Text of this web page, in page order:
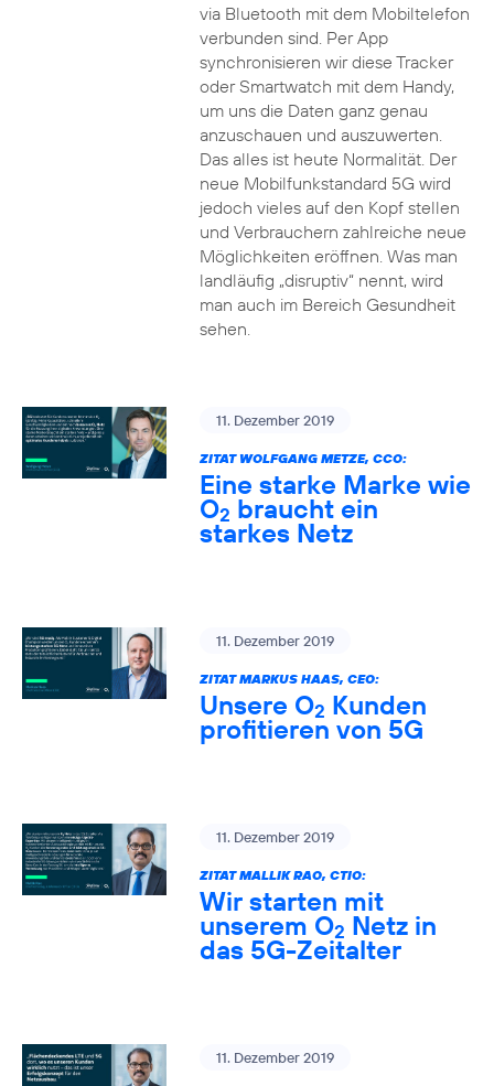
via Bluetooth mit dem Mobiltelefon
verbunden sind. Per App
synchronisieren wir diese Tracker
oder Smartwatch mit dem Handy,
um uns die Daten ganz genau
anzuschauen und auszuwerten.
Das alles ist heute Normalität. Der
neue Mobilfunkstandard 5G wird
jedoch vieles auf den Kopf stellen
und Verbrauchern zahlreiche neue
Möglichkeiten eröffnen. Was man
landläufig „disruptiv“ nennt, wird
man auch im Bereich Gesundheit
sehen.
11. Dezember 2019
ZITAT WOLFGANG METZE, CCO:
Eine starke Marke wie
O2 braucht ein
starkes Netz
11. Dezember 2019
ZITAT MARKUS HAAS, CEO:
Unsere O2 Kunden
profitieren von 5G
11. Dezember 2019
ZITAT MALLIK RAO, CTIO:
Wir starten mit
unserem O2 Netz in
das 5G-Zeitalter
11. Dezember 2019